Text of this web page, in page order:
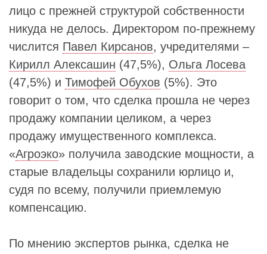
лицо с прежней структурой собственности
никуда не делось. Директором по-прежнему
числится Павел Кирсанов, учредителями –
Кирилл Алексашин (47,5%), Ольга Лосева
(47,5%) и Тимофей Обухов (5%). Это
говорит о том, что сделка прошла не через
продажу компании целиком, а через
продажу имущественного комплекса.
«Агроэко» получила заводские мощности, а
старые владельцы сохранили юрлицо и,
судя по всему, получили приемлемую
компенсацию.
По мнению экспертов рынка, сделка не